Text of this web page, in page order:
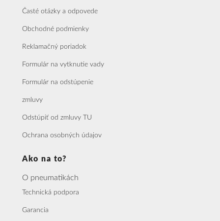
Časté otázky a odpovede
Obchodné podmienky
Reklamačný poriadok
Formulár na vytknutie vady
Formulár na odstúpenie
zmluvy
Odstúpiť od zmluvy TU
Ochrana osobných údajov
Ako na to?
O pneumatikách
Technická podpora
Garancia